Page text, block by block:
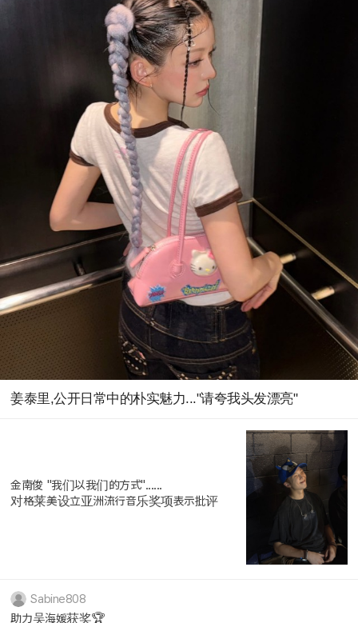
姜泰里,公开日常中的朴实魅力..."请夸我头发漂亮"
金南俊 "我们以我们的方式"......
对格莱美设立亚洲流行音乐奖项表示批评
Sabine808
助力吴海媛获奖🏆